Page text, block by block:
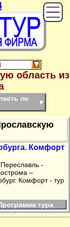
область из
по
▼
Комфорт
-
–
Комфорт - тур
тура